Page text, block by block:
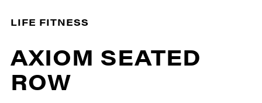
LIFE FITNESS
AXIOM SEATED
ROW